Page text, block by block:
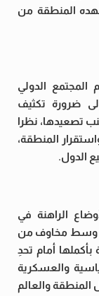
المنطقة من
الدولي
ضرورة تكثيف
تصعيدها، نظرا
المنطقة،
الدول.
الراهنة في
وسط مخاوف من
بأكملها أمام تحدِ
والعسكرية
المنطقة والعالم